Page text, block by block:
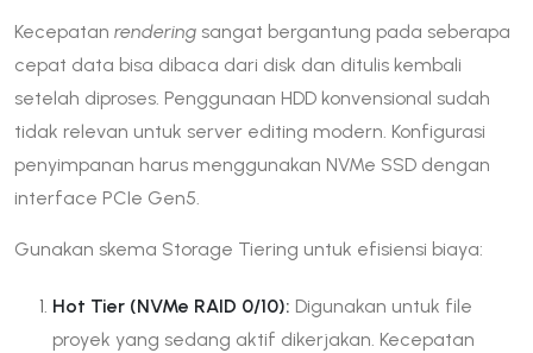
Kecepatan rendering sangat bergantung pada seberapa
cepat data bisa dibaca dari disk dan ditulis kembali
setelah diproses. Penggunaan HDD konvensional sudah
tidak relevan untuk server editing modern. Konfigurasi
penyimpanan harus menggunakan NVMe SSD dengan
interface PCIe Gen5.
Gunakan skema Storage Tiering untuk efisiensi biaya:
Hot Tier (NVMe RAID 0/10): Digunakan untuk file
proyek yang sedang aktif dikerjakan. Kecepatan